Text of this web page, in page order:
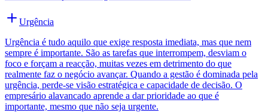
Urgência
Urgência é tudo aquilo que exige resposta imediata, mas que nem
sempre é importante. São as tarefas que interrompem, desviam o
foco e forçam a reacção, muitas vezes em detrimento do que
realmente faz o negócio avançar. Quando a gestão é dominada pela
urgência, perde-se visão estratégica e capacidade de decisão. O
empresário alavancado aprende a dar prioridade ao que é
importante, mesmo que não seja urgente.